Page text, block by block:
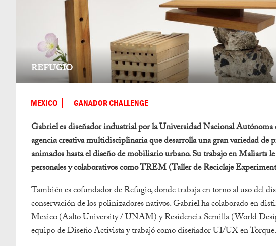
REFUGIO
MEXICO GANADOR CHALLENGE
Gabriel es diseñador industrial por la Universidad Nacional
agencia creativa multidisciplinaria que desarrolla una gran variedad de
animados hasta el diseño de mobiliario urbano. Su trabajo en Maliarts
personales y colaborativos como TREM (Taller de Reciclaje
También es cofundador de Refugio, donde trabaja en torno al uso del
conservación de los polinizadores nativos. Gabriel ha colaborado en
Mexico (Aalto University / UNAM) y Residencia Semilla (World
equipo de Diseño Activista y trabajó como diseñador UI/UX en Torque.